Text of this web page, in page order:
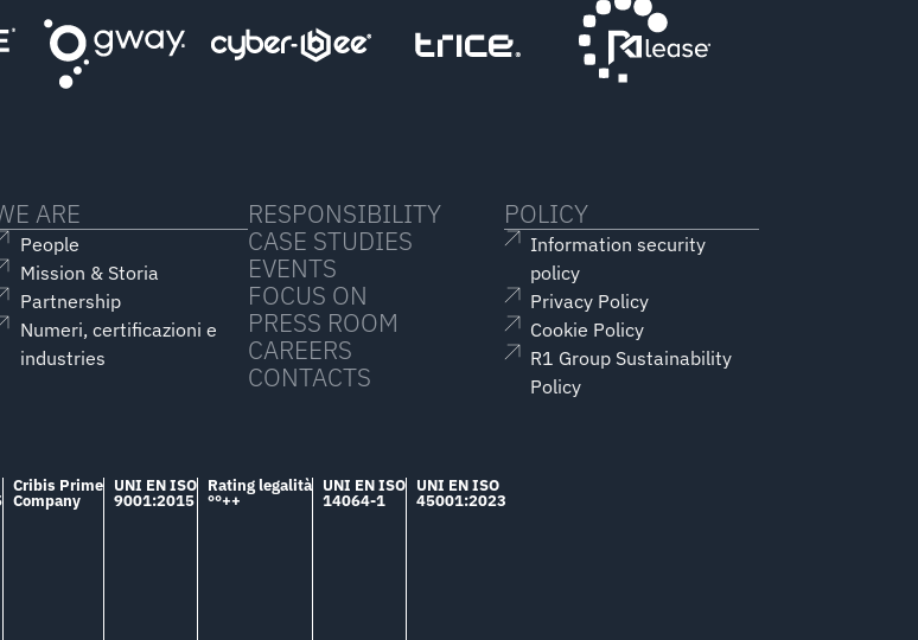
ARE
People
Mission & Storia
Partnership
Numeri, certificazioni e
industries
RESPONSIBILITY
CASE STUDIES
EVENTS
FOCUS ON
PRESS ROOM
CAREERS
CONTACTS
POLICY
Information security
policy
Privacy Policy
Cookie Policy
R1 Group Sustainability
Policy
Cribis Prime
Company
UNI EN ISO
9001:2015
Rating legalità
°°++
UNI EN ISO
14064-1
UNI EN ISO
45001:2023